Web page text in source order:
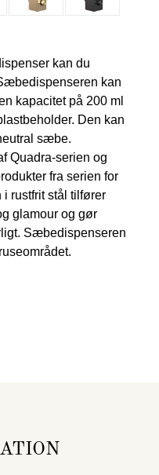
kan du
kan
kapacitet på 200 ml
Den kan
sæbe.
Quadra-serien og
fra serien for
i rustfrit stål tilfører
glamour og gør
Sæbedispenseren